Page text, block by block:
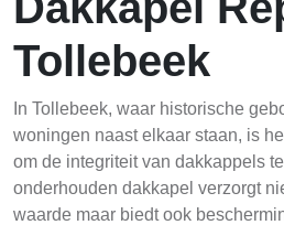
Tollebeek
In Tollebeek, waar historische
woningen naast elkaar staan, is
om de integriteit van dakkappels
onderhouden dakkapel verzorgt
waarde maar biedt ook